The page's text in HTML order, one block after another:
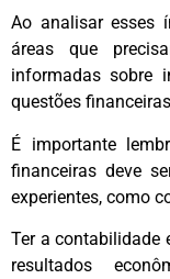
Ao analisar esses
áreas que
informadas sobre
questões
É importante
financeiras deve
experientes, como
Ter a contabilidade
resultados